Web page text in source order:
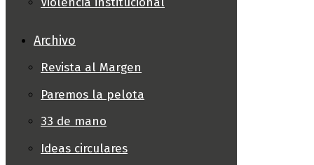
Archivo
Revista al Margen
Paremos la pelota
33 de mano
Ideas circulares